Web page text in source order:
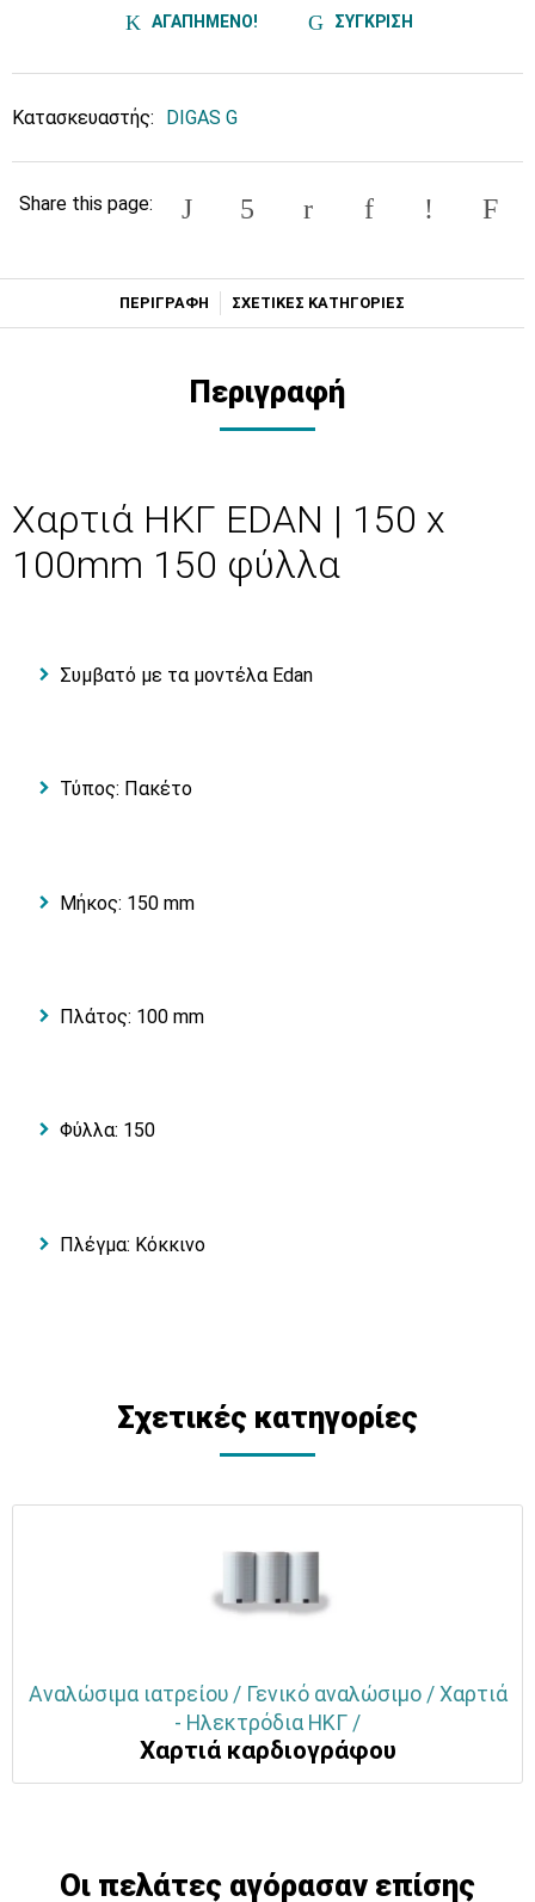
ΑΓΑΠΗΜΕΝΟ! ΣΥΓΚΡΙΣΗ
Κατασκευαστής: DIGAS G
Share this page:
ΠΕΡΙΓΡΑΦΗ ΣΧΕΤΙΚΕΣ ΚΑΤΗΓΟΡΙΕΣ
Περιγραφή
Χαρτιά ΗΚΓ EDAN | 150 x
100mm 150 φύλλα
Συμβατό με τα μοντέλα Edan
Τύπος: Πακέτο
Μήκος: 150 mm
Πλάτος: 100 mm
Φύλλα: 150
Πλέγμα: Κόκκινο
Σχετικές κατηγορίες
Αναλώσιμα ιατρείου / Γενικό αναλώσιμο / Χαρτιά
- Ηλεκτρόδια ΗΚΓ /
Χαρτιά καρδιογράφου
Οι πελάτες αγόρασαν επίσης